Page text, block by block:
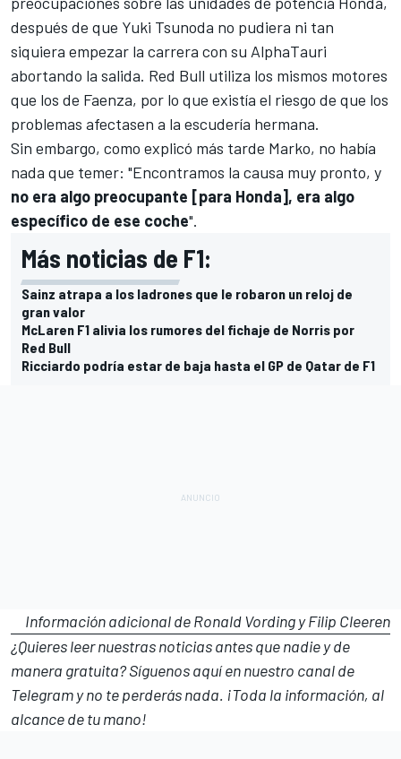
después de que Yuki Tsunoda no pudiera ni tan
siquiera empezar la carrera con su AlphaTauri
abortando la salida. Red Bull utiliza los mismos motores
que los de Faenza, por lo que existía el riesgo de que los
problemas afectasen a la escudería hermana.
Sin embargo, como explicó más tarde Marko, no había
nada que temer: "Encontramos la causa muy pronto, y
no era algo preocupante [para Honda], era algo
específico de ese coche".
Más noticias de F1:
Sainz atrapa a los ladrones que le robaron un reloj de
gran valor
McLaren F1 alivia los rumores del fichaje de Norris por
Red Bull
Ricciardo podría estar de baja hasta el GP de Qatar de F1
Información adicional de Ronald Vording y Filip Cleeren
¿Quieres leer nuestras noticias antes que nadie y de
manera gratuita? Síguenosaquí en nuestro canal de
Telegramy no te perderás nada. ¡Toda la información, al
alcance de tu mano!